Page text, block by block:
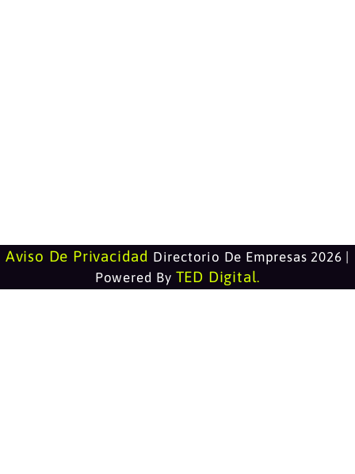
Aviso De Privacidad Directorio De Empresas 2026 |
Powered By TED Digital.